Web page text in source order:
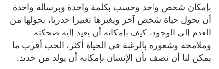
بإمكان شخص واحد وحسب بكلمة واحدة وبرسالة واحدة
أن يحول حياة شخص آخر ويغيرها تغييرا جذريا، يحولها من
العدم إلى الوجود، كيف بإمكانه أن يعيد إليه ضحكته
وملامحه وشعوره بالرغبة في الحياة أكثر، الحب أقرب ما
يمكن لنا أن نصف بأن الإنسان بإمكانه أن يولد من جديد.